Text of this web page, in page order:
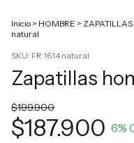
Inicio > HOMBRE > ZAPATILLAS
natural
SKU: FR 1614 natural
Zapatillas
$199.900
$187.900 6%